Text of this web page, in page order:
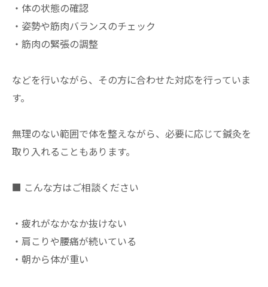
・体の状態の確認
・姿勢や筋肉バランスのチェック
・筋肉の緊張の調整
などを行いながら、その方に合わせた対応を行っていま
す。
無理のない範囲で体を整えながら、必要に応じて鍼灸を
取り入れることもあります。
■ こんな方はご相談ください
・疲れがなかなか抜けない
・肩こりや腰痛が続いている
・朝から体が重い